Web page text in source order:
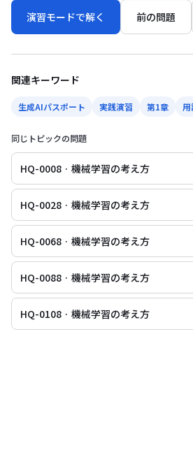
演習モードで解く 前の問題
関連キーワード
生成AIパスポート 実践演習 第1章
同じトピックの問題
HQ-0008 · 機械学習の考え方
HQ-0028 · 機械学習の考え方
HQ-0068 · 機械学習の考え方
HQ-0088 · 機械学習の考え方
HQ-0108 · 機械学習の考え方